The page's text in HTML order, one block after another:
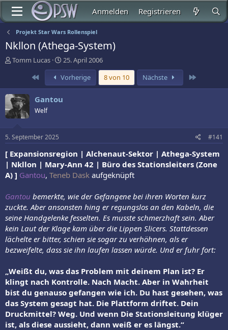
Anmelden Registrieren
Projekt Star Wars Rollenspiel
Nkllon (Athega-System)
E
t
e
l
l
r
Tomm Lucas
E
r
s
t
m
25. April 2006
Erste
Vorherige 8 von 10 Nächste
Gantou
Welf
5. September 2025 #141
[ Expansionsregion | Alchenaut-Sektor | Athega-System
| Nkllon | Mary-Ann 42 | Büro des Stationsleiters (Zone
A) ] Gantou, Teneb Dask aufgeknüpft
Gantou bemerkte, wie der Gefangene bei ihren Worten kurz
zuckte. Aber ansonsten hing er regungslos an den Kabeln, die
seine Handgelenke fesselten. Es musste schmerzhaft sein. Aber
kein Laut der Klage kam über die Lippen Slicers. Stattdessen
lächelte er bitter, schien sie sogar zu verhöhnen, als er
bezweifelte, dass sie ihn laufen lassen würde. Und er fuhr fort:
„Weißt du, was das Problem mit deinem Plan ist? Er
klingt nach Kontrolle. Nach Macht. Aber in Wahrheit
bist du genauso gefangen wie ich. Du hast gesehen, was
das System gesagt hat. Die Plattform driftet. Dein
Druckmittel? Weg. Und wenn Die Stationsleitung klüger
ist, als diese aussieht, dann weiß er es längst.“